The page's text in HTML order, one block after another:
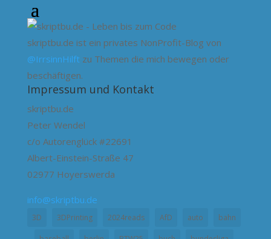
skriptbu.de ist ein privates NonProfit-Blog von
@IrrsinnHilftzu Themen die mich bewegen oder
beschäftigen.
Impressum und Kontakt
skriptbu.de
Peter Wendel
c/o Autorenglück #22691
Albert-Einstein-Straße 47
02977 Hoyerswerda
info@skriptbu.de
3D 3DPrinting 2024reads AfD auto bahn